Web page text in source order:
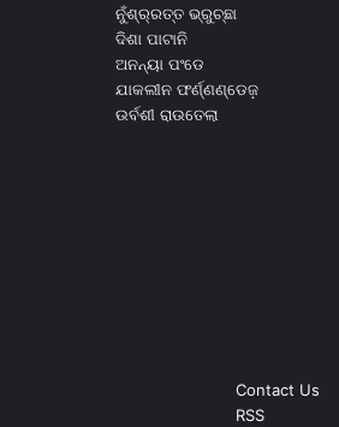
ନୁଁଶ୍ର୍ରତ୍ତ ଭ୍ରୁଚ୍ଛା
ଦିଶା ପାଟାନି
ଅନନ୍ୟା ପଂଡେ
ଯାକଲୀନ ଫର୍ଣ୍ଣଣ୍ଡେଜ଼
ଉର୍ବଶୀ ରାଉତେଲା
Contact Us
RSS